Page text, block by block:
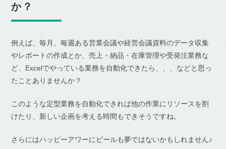
か？
例えば、毎月、毎週ある営業会議や経営会議資料のデータ収集
やレポートの作成とか、売上・納品・在庫管理や受発注業務な
ど、Excelでやっている業務を自動化できたら、、、などと思っ
たことありませんか？
このような定型業務を自動化できれば他の作業にリソースを割
けたり、新しい企画を考える時間もできそうですね。
さらにはハッピーアワーにビールも夢ではないかもしれません♪